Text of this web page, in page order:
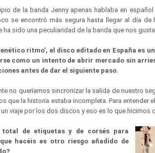
de la banda Jenny apenas hablaba en
se encontró más segura hasta llegar al día de
ha sido una peculiaridad de la banda que nos
ritmo’, el disco editado en España es
como un intento de abrir mercado sin
antes de dar el siguiente paso.
no queríamos sincronizar la salida de nuestro
que la historia estaba incompleta. Para entender
viaje por los dos discos y eso es lo que hicimos
total de etiquetas y de corsés para
hacéis es otro riesgo añadido de